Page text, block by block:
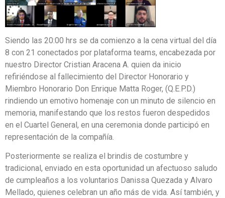
Siendo las 20:00 hrs se da comienzo a la cena virtual del día
8 con 21 conectados por plataforma teams, encabezada por
nuestro Director Cristian Aracena A. quien da inicio
refiriéndose al fallecimiento del Director Honorario y
Miembro Honorario Don Enrique Matta Roger, (Q.E.P.D.)
rindiendo un emotivo homenaje con un minuto de silencio en
memoria, manifestando que los restos fueron despedidos
en el Cuartel General, en una ceremonia donde participó en
representación de la compañía.
Posteriormente se realiza el brindis de costumbre y
tradicional, enviado en esta oportunidad un afectuoso saludo
de cumpleaños a los voluntarios Danissa Quezada y Alvaro
Mellado, quienes celebran un año más de vida. Así también, y